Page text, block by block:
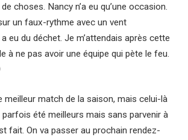
choses. Nancy n’a eu qu’une occasion.
un faux-rythme avec un vent
eu du déchet. Je m’attendais après cette
à ne pas avoir une équipe qui pète le feu.
meilleur match de la saison, mais celui-là
parfois été meilleurs mais sans parvenir à
fait. On va passer au prochain rendez-